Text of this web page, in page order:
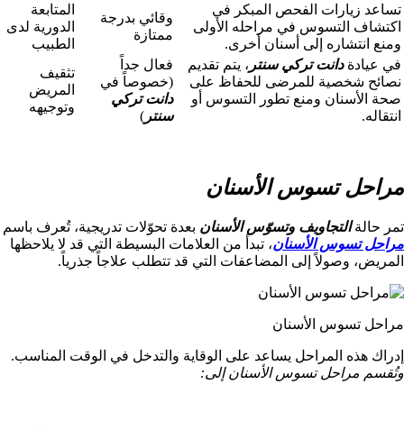
تساعد زيارات الفحص المبكر في
اكتشاف التسوس في مراحله الأولى
ومنع انتشاره إلى أسنان أخرى.
وقائي بدرجة
ممتازة
المتابعة
الدورية لدى
الطبيب
في عيادةدانت تركي سنتر ، يتم تقديم
نصائح شخصية للمرضى للحفاظ على
صحة الأسنان ومنع تطور التسوس أو
انتقاله.
فعال جداً
(خصوصاً في
دانت تركي
سنتر )
تثقيف
المريض
وتوجيهه
مراحل تسوس الأسنان
تمر حالةالتجاويف وتسوّس الأسنان بعدة تحوّلات تدريجية، تُعرف باسم
مراحل تسوس الأسنان، تبدأ من العلامات البسيطة التي قد لا يلاحظها
المريض، وصولاً إلى المضاعفات التي قد تتطلب علاجاً جذرياً.
مراحل تسوس الأسنان
إدراك هذه المراحل يساعد على الوقاية والتدخل في الوقت المناسب.
وتُقسم مراحل تسوس الأسنان إلى: